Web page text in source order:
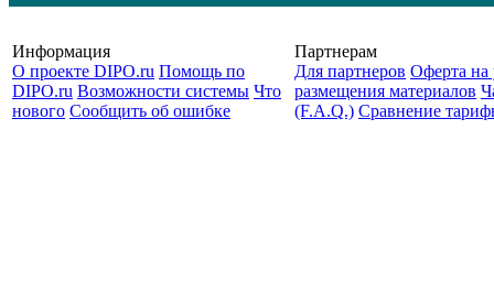
Информация
О проекте DIPO.ru Помощь по
DIPO.ru Возможности системы Что
нового Сообщить об ошибке
Партнерам
Для партнеров Оферта на
размещения материалов
(F.A.Q.) Cравнение